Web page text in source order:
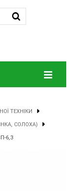
ТЕХНІКИ
СОЛОХА)
6,3